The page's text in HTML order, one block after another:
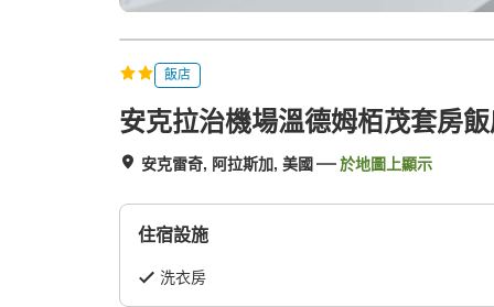
飯店
安克拉治機場溫德姆栢茂套房
安克雷奇, 阿拉斯加, 美國 於地圖上顯示
住宿設施
洗衣房